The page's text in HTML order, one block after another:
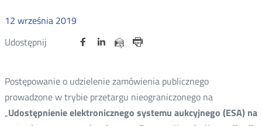
12 września 2019
Udostępnij
Udostępnij
Otwórz Udostępnij
na
OtwórzUdostępnij
na
OtwórzUdostępnij
przez
Postępowanie o udzielenie zamówienia publicznego
prowadzone w trybie przetargu nieograniczonego na
„Udostępnienie elektronicznego systemu aukcyjnego (ESA) na